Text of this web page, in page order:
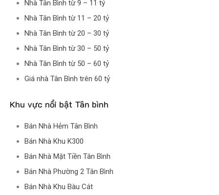
Nhà Tân Bình từ 9 – 11 tỷ
Nhà Tân Bình từ 11 – 20 tỷ
Nhà Tân Bình từ 20 – 30 tỷ
Nhà Tân Bình từ 30 – 50 tỷ
Nhà Tân Bình từ 50 – 60 tỷ
Giá nhà Tân Bình trên 60 tỷ
Khu vực nổi bật Tân bình
Bán Nhà Hẻm Tân Bình
Bán Nhà Khu K300
Bán Nhà Mặt Tiền Tân Bình
Bán Nhà Phường 2 Tân Bình
Bán Nhà Khu Bàu Cát